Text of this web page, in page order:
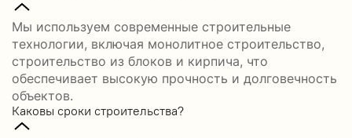
Мы используем современные строительные
технологии, включая монолитное строительство,
строительство из блоков и кирпича, что
обеспечивает высокую прочность и долговечность
объектов.
Каковы сроки строительства?